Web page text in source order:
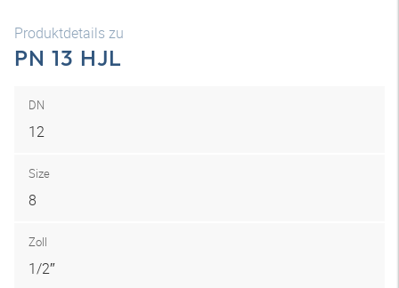
Produktdetails zu
PN 13 HJL
DN
12
Size
8
Zoll
1/2″